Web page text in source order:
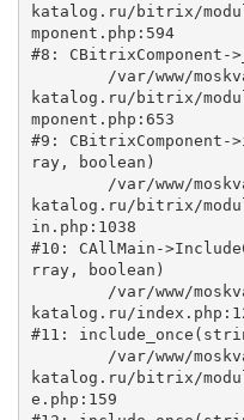
katalog.ru/bitrix/
mponent.php:594
#8: CBitrixComponent-
katalog.ru/bitrix/
mponent.php:653
#9: CBitrixComponent-
ray, boolean)
katalog.ru/bitrix/
in.php:1038
#10: CAllMain-
rray, boolean)
katalog.ru/
#11:
katalog.ru/bitrix/
e.php:159